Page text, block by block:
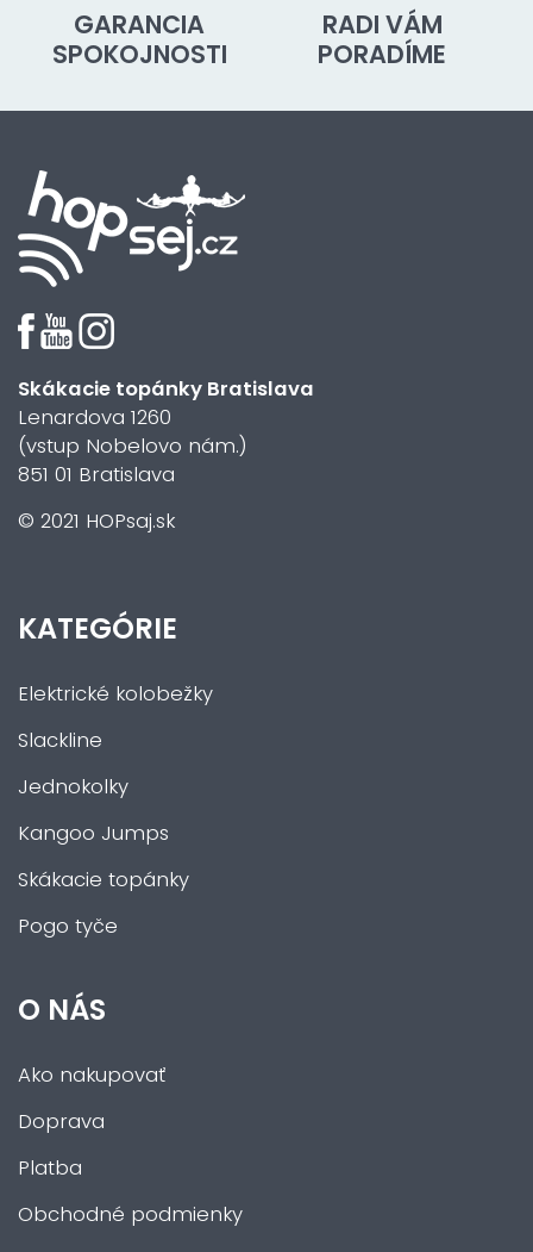
GARANCIA
SPOKOJNOSTI
RADI VÁM
PORADÍME
Skákacie topánky Bratislava
Lenardova 1260
(vstup Nobelovo nám.)
851 01 Bratislava
© 2021 HOPsaj.sk
KATEGÓRIE
Elektrické kolobežky
Slackline
Jednokolky
Kangoo Jumps
Skákacie topánky
Pogo tyče
O NÁS
Ako nakupovať
Doprava
Platba
Obchodné podmienky